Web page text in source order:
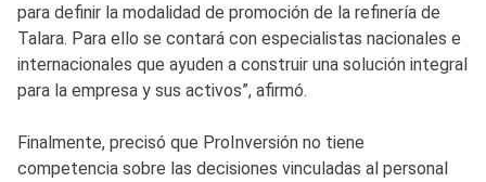
para definir la modalidad de promoción de la refinería de
Talara. Para ello se contará con especialistas nacionales e
internacionales que ayuden a construir una solución integral
para la empresa y sus activos”, afirmó.
Finalmente, precisó que ProInversión no tiene
competencia sobre las decisiones vinculadas al personal